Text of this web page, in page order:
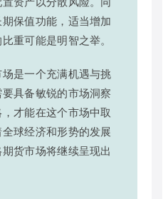
保值功能，适当增加
重可能是明智之举。
是一个充满机遇与挑
具备敏锐的市场洞察
才能在这个市场中取
球经济和形势的发展
货市场将继续呈现出